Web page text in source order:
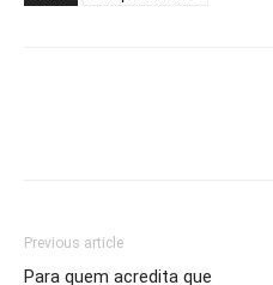
Previous article
Para quem acredita que